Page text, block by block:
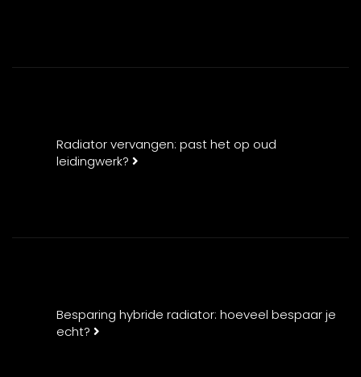
Radiator vervangen: past het op oud
leidingwerk?
Besparing hybride radiator: hoeveel bespaar je
echt?